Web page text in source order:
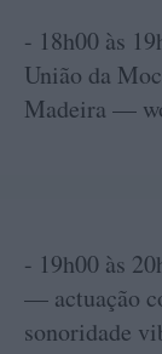
- 18h00 às
União da
Madeira —
- 19h00 às
— actuação
sonoridade